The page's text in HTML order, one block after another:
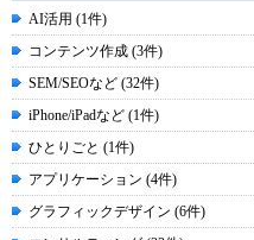
AI活用 (1件)
コンテンツ作成 (3件)
SEM/SEOなど (32件)
iPhone/iPadなど (1件)
ひとりごと (1件)
アプリケーション (4件)
グラフィックデザイン (6件)